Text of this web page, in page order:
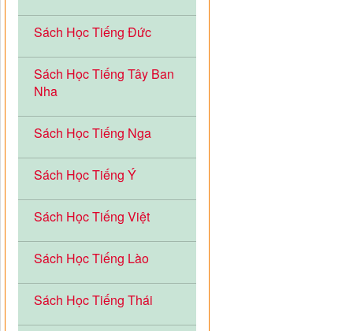
Sách Học Tiếng Đức
Sách Học Tiếng Tây Ban
Nha
Sách Học Tiếng Nga
Sách Học Tiếng Ý
Sách Học Tiếng Việt
Sách Học Tiếng Lào
Sách Học Tiếng Thái